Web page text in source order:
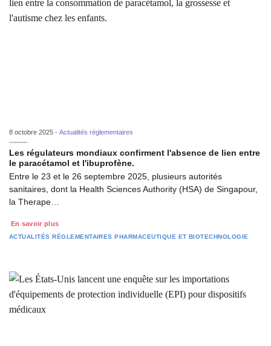
8 octobre 2025 - Actualités réglementaires
Les régulateurs mondiaux confirment l'absence de lien entre
le paracétamol et l'ibuprofène.
Entre le 23 et le 26 septembre 2025, plusieurs autorités
sanitaires, dont la Health Sciences Authority (HSA) de Singapour,
la Therape…
En savoir plus
ACTUALITÉS RÉGLEMENTAIRES PHARMACEUTIQUE ET BIOTECHNOLOGIE